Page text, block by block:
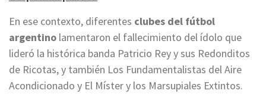
En ese contexto, diferentes clubes del fútbol
argentino lamentaron el fallecimiento del ídolo que
lideró la histórica banda Patricio Rey y sus Redonditos
de Ricotas, y también Los Fundamentalistas del Aire
Acondicionado y El Míster y los Marsupiales Extintos.